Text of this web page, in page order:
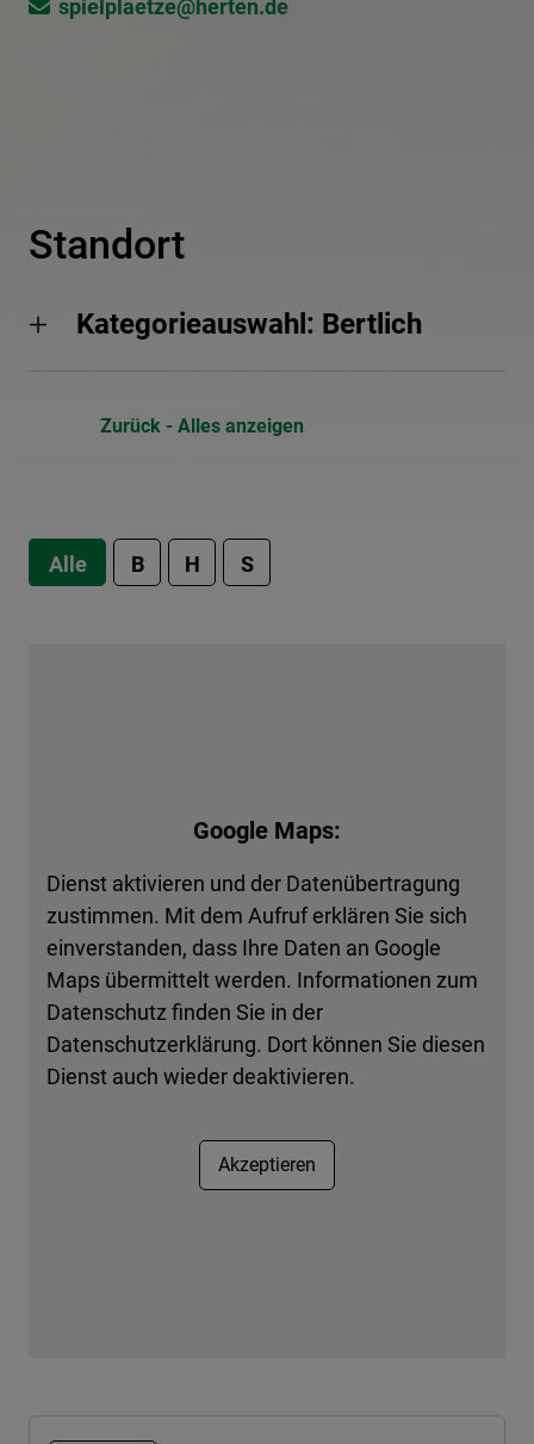
spielplaetze@​herten.de
Standort
Kategorieauswahl: Bertlich
Zurück - Alles anzeigen
Alle B H S
Google Maps:
Dienst aktivieren und der Datenübertragung
zustimmen. Mit dem Aufruf erklären Sie sich
einverstanden, dass Ihre Daten an Google
Maps übermittelt werden. Informationen zum
Datenschutz finden Sie in der
Datenschutzerklärung. Dort können Sie diesen
Dienst auch wieder deaktivieren.
Akzeptieren